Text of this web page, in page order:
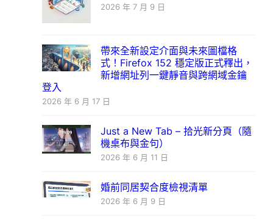
2026 年 7 月 9 日
帶來全新設定介面與未來圖檔格
式！Firefox 152 穩定版正式釋出，
新增網址列一鍵靜音與跨網域金鑰
登入
2026 年 6 月 17 日
Just a New Tab – 拾光新分頁（隨
機桌布與金句）
2026 年 6 月 11 日
婚前同居契合度檢視清單
2026 年 6 月 9 日